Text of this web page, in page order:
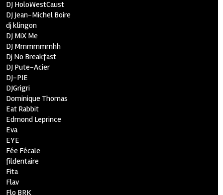
DJ HoloWestCaust
DJ Jean-Michel Boire
dj klingon
DJ MiX Me
DJ Mmmmmmhh
Dj No Breakfast
DJ Pute-Acier
DJ-PIE
DJGrigri
Dominique Thomas
Eat Rabbit
Edmond Leprince
Eva
EYE
Fée Fécale
fildentaire
Fita
Flav
Flo BRK